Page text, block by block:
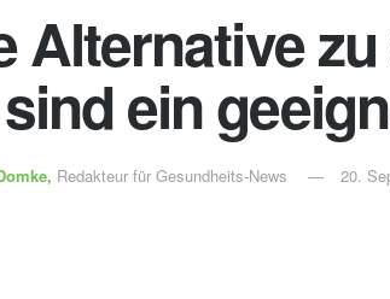
Alternative
ein
Redakteur für Gesundheits-News 20.